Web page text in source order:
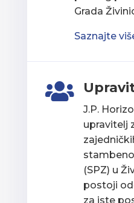
Grada
Saznajte

J.P.
upravitelj
(SPZ) u
postoji
za iste